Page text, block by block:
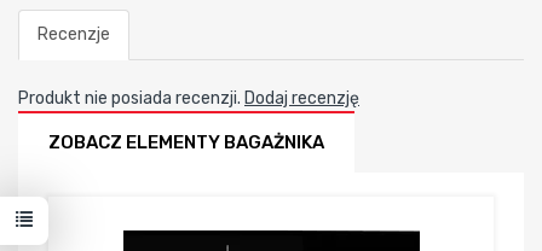
Recenzje
Produkt nie posiada recenzji. Dodaj recenzję
ZOBACZ ELEMENTY BAGAŻNIKA